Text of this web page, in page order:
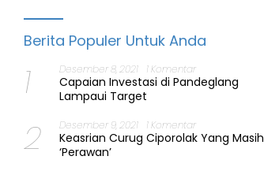
Berita Populer Untuk Anda
1 Desember 8, 2021 1 Komentar
Capaian Investasi di Pandeglang
Lampaui Target
2 Desember 9, 2021 1 Komentar
Keasrian Curug Ciporolak Yang Masih
‘Perawan’